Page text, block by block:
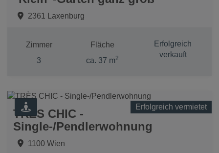
2361 Laxenburg
Zimmer
3
Fläche
ca. 37 m2
Erfolgreich
verkauft
Erfolgreich vermietet
TRÈS CHIC -
Single-/Pendlerwohnung
1100 Wien